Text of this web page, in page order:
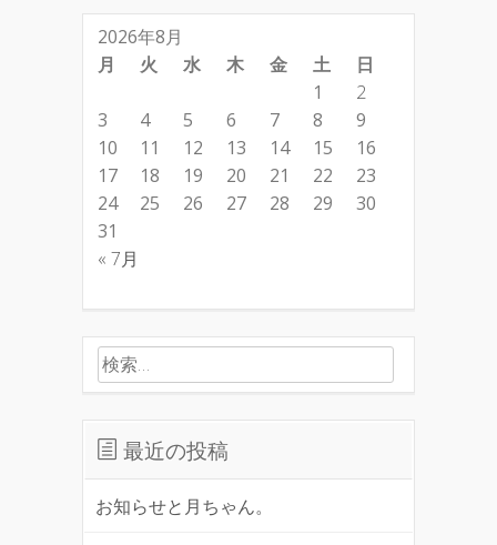
2026年8月
月
火 水 木 金 土 日
« 7月
1
2
3
4 5 6 7 8
9
10
11 12 13 14 15
16
17
18 19 20 21 22
23
24
25 26 27 28 29
30
31
検索:
最近の投稿
お知らせと月ちゃん。